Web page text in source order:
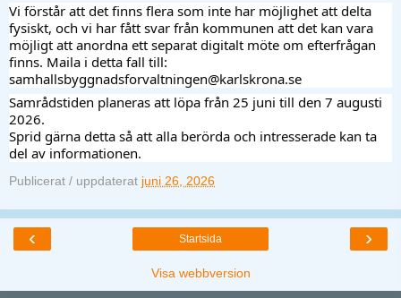
Vi förstår att det finns flera som inte har möjlighet att delta
fysiskt, och vi har fått svar från kommunen att det kan vara
möjligt att anordna ett separat digitalt möte om efterfrågan
finns. Maila i detta fall till:
samhallsbyggnadsforvaltningen@karlskrona.se
Samrådstiden planeras att löpa från 25 juni till den 7 augusti
2026.
Sprid gärna detta så att alla berörda och intresserade kan ta
del av informationen.
Publicerat / uppdaterat juni 26, 2026
‹ ›
Startsida
Visa webbversion